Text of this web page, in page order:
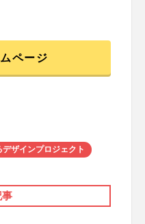
ページ
ザインプロジェクト
事